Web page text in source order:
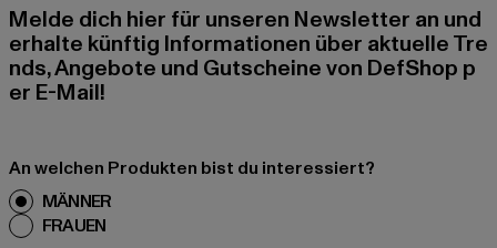
Melde dich hier für unseren Newsletter an und
erhalte künftig Informationen über aktuelle Tre
nds, Angebote und Gutscheine von DefShop p
er E-Mail!
An welchen Produkten bist du interessiert?
MÄNNER
FRAUEN